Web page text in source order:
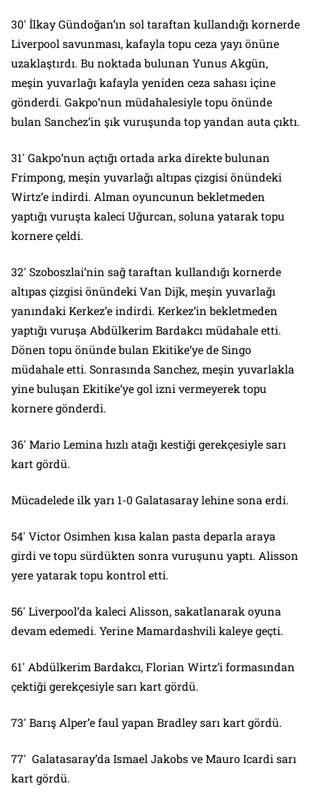
30′ İlkay Gündoğan’ın sol taraftan kullandığı kornerde
Liverpool savunması, kafayla topu ceza yayı önüne
uzaklaştırdı. Bu noktada bulunan Yunus Akgün,
meşin yuvarlağı kafayla yeniden ceza sahası içine
gönderdi. Gakpo’nun müdahalesiyle topu önünde
bulan Sanchez’in şık vuruşunda top yandan auta çıktı.
31′ Gakpo’nun açtığı ortada arka direkte bulunan
Frimpong, meşin yuvarlağı altıpas çizgisi önündeki
Wirtz’e indirdi. Alman oyuncunun bekletmeden
yaptığı vuruşta kaleci Uğurcan, soluna yatarak topu
kornere çeldi.
32′ Szoboszlai’nin sağ taraftan kullandığı kornerde
altıpas çizgisi önündeki Van Dijk, meşin yuvarlağı
yanındaki Kerkez’e indirdi. Kerkez’in bekletmeden
yaptığı vuruşa Abdülkerim Bardakcı müdahale etti.
Dönen topu önünde bulan Ekitike’ye de Singo
müdahale etti. Sonrasında Sanchez, meşin yuvarlakla
yine buluşan Ekitike’ye gol izni vermeyerek topu
kornere gönderdi.
36′ Mario Lemina hızlı atağı kestiği gerekçesiyle sarı
kart gördü.
Mücadelede ilk yarı 1-0 Galatasaray lehine sona erdi.
54′ Victor Osimhen kısa kalan pasta deparla araya
girdi ve topu sürdükten sonra vuruşunu yaptı. Alisson
yere yatarak topu kontrol etti.
56′ Liverpool’da kaleci Alisson, sakatlanarak oyuna
devam edemedi. Yerine Mamardashvili kaleye geçti.
61′ Abdülkerim Bardakcı, Florian Wirtz’i formasından
çektiği gerekçesiyle sarı kart gördü.
73′ Barış Alper’e faul yapan Bradley sarı kart gördü.
77′ Galatasaray’da Ismael Jakobs ve Mauro Icardi sarı
kart gördü.